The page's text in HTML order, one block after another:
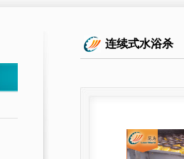
连续式水浴杀